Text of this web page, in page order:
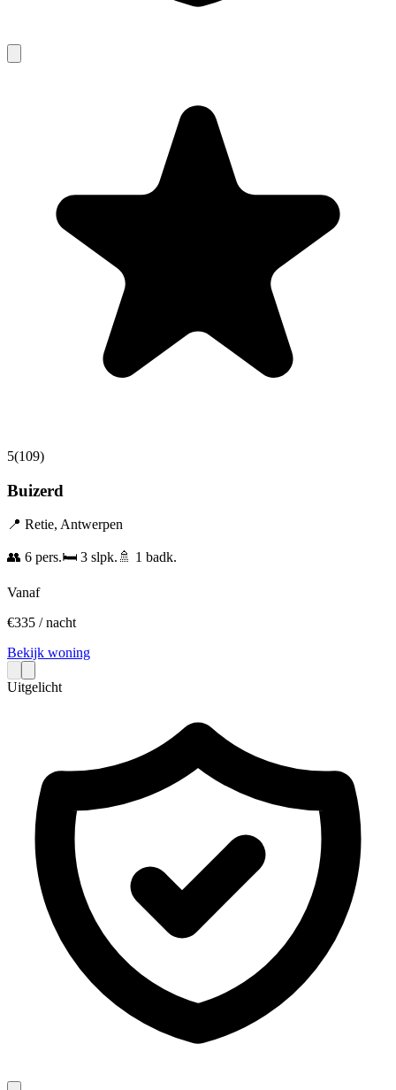
5(109)
Buizerd
📍 Retie, Antwerpen
👥 6 pers.🛏️ 3 slpk. 🚿 1 badk.
Vanaf
€335 / nacht
Bekijk woning
Uitgelicht